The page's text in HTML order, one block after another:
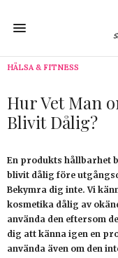
HÄLSA & FITNESS
Hur Vet Man
Blivit Dålig?
En produkts hållbarhet
blivit dålig före
Bekymra dig inte. Vi
kosmetika dålig av
använda den eftersom
dig att känna igen en
använda även om den